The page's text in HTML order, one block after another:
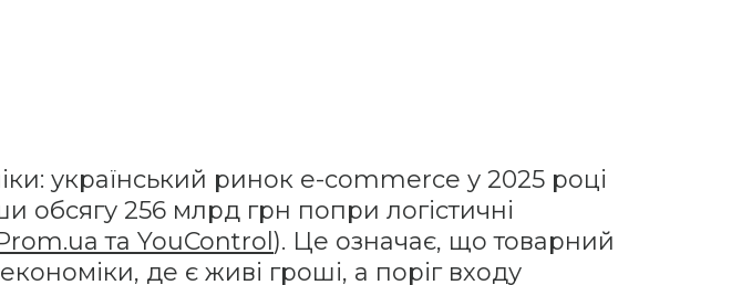
український ринок e-commerce у 2025 році
обсягу 256 млрд грн попри логістичні
та YouControl ). Це означає, що товарний
де є живі гроші, а поріг входу